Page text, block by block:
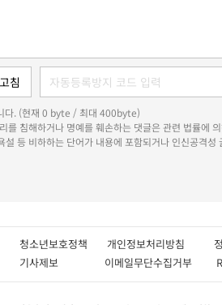
다. (현재 0 byte / 최대 400byte)
를 침해하거나 명예를 훼손하는 댓글은 관련 법률에
설 등 비하하는 단어가 내용에 포함되거나 인신공격성
청소년보호정책 개인정보처리방침
기사제보 이메일무단수집거부